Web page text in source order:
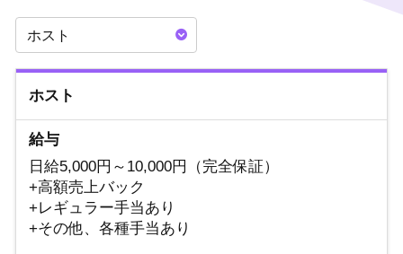
ホスト
ホスト
給与
日給5,000円～10,000円（完全保証）
+高額売上バック
+レギュラー手当あり
+その他、各種手当あり